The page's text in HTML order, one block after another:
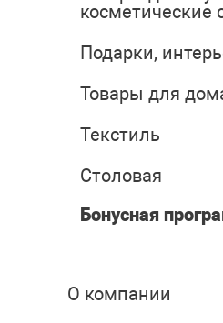
косметические
Подарки,
Товары для
Текстиль
Столовая
Бонусная
О компании